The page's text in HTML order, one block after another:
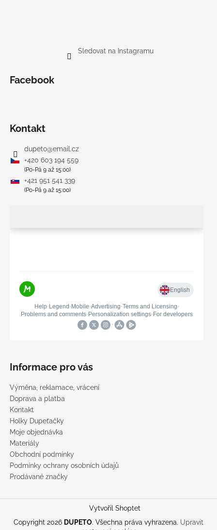
Sledovat na Instagramu
Facebook
Kontakt
dupeto@email.cz
+420 603 194 559
(Po-Pá 9 až 15:00)
+421 951 541 339
(Po-Pá 9 až 15:00)
Informace pro vás
Výměna, reklamace, vrácení
Doprava a platba
Kontakt
Holky Dupeťačky
Moje objednávka
Materiály
Obchodní podmínky
Podmínky ochrany osobních údajů
Prodávané značky
Vytvořil Shoptet
Copyright 2026 DUPETO. Všechna práva vyhrazena. Upravit